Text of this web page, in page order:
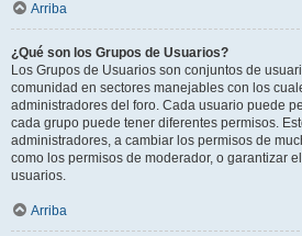
Arriba
¿Qué son los Grupos de Usuarios?
Los Grupos de Usuarios son conjuntos de
comunidad en sectores manejables con los
administradores del foro. Cada usuario puede
cada grupo puede tener diferentes permisos.
administradores, a cambiar los permisos de
como los permisos de moderador, o garantizar
usuarios.
Arriba